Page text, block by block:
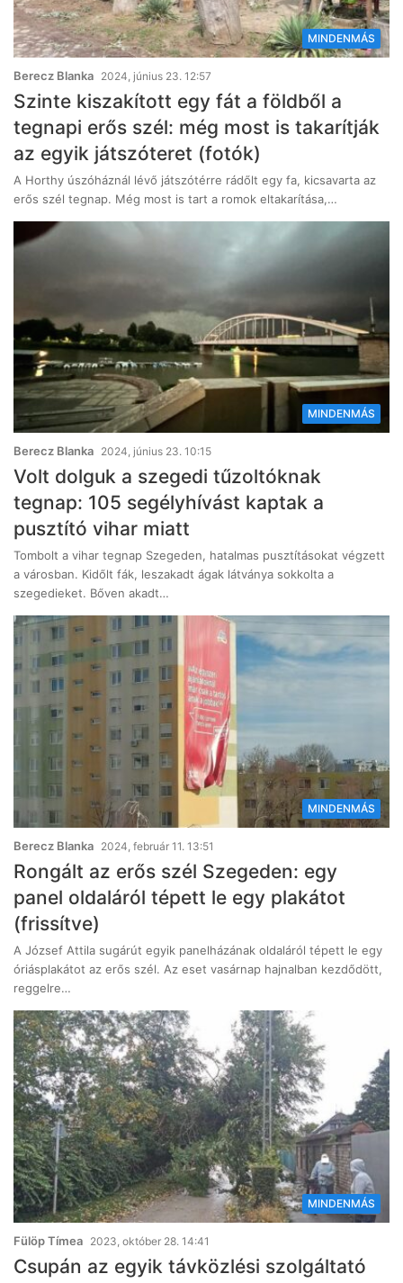
MINDENMÁS
Berecz Blanka 2024, június 23. 12:57
Szinte kiszakított egy fát a földből a
tegnapi erős szél: még most is takarítják
az egyik játszóteret (fotók)
A Horthy úszóháznál lévő játszótérre rádőlt egy fa, kicsavarta az
erős szél tegnap. Még most is tart a romok eltakarítása,…
MINDENMÁS
Berecz Blanka 2024, június 23. 10:15
Volt dolguk a szegedi tűzoltóknak
tegnap: 105 segélyhívást kaptak a
pusztító vihar miatt
Tombolt a vihar tegnap Szegeden, hatalmas pusztításokat végzett
a városban. Kidőlt fák, leszakadt ágak látványa sokkolta a
szegedieket. Bőven akadt…
MINDENMÁS
Berecz Blanka 2024, február 11. 13:51
Rongált az erős szél Szegeden: egy
panel oldaláról tépett le egy plakátot
(frissítve)
A József Attila sugárút egyik panelházának oldaláról tépett le egy
óriásplakátot az erős szél. Az eset vasárnap hajnalban kezdődött,
reggelre…
MINDENMÁS
Fülöp Tímea 2023, október 28. 14:41
Csupán az egyik távközlési szolgáltató